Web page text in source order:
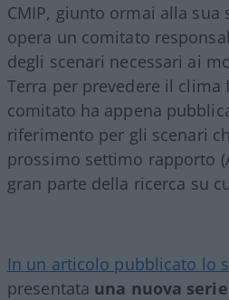
CMIP, giunto ormai alla sua
opera un comitato
degli scenari necessari ai
Terra per prevedere il clima
comitato ha appena
riferimento per gli scenari
prossimo settimo rapporto
gran parte della ricerca su
In un articolo pubblicato lo
presentata una nuova